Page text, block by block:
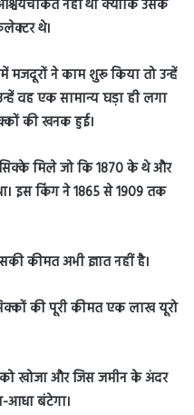
मजदूरों ने काम शुरू किया तो उन्हें
वह एक सामान्य घड़ा ही लगा
की खनक हुई।
मिले जो कि 1870 के थे और
इस किंग ने 1865 से 1909 तक
कीमत अभी ज्ञात नहीं है।
की पूरी कीमत एक लाख यूरो
खोजा और जिस जमीन के अंदर
बंटेगा।